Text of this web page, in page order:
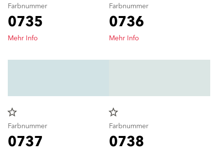
Farbnummer
0735
Mehr Info
Farbnummer
0736
Mehr Info
star_border
Farbnummer
0737
star_border
Farbnummer
0738